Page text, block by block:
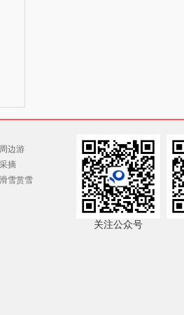
周边游
采摘
滑雪赏雪
关注公众号